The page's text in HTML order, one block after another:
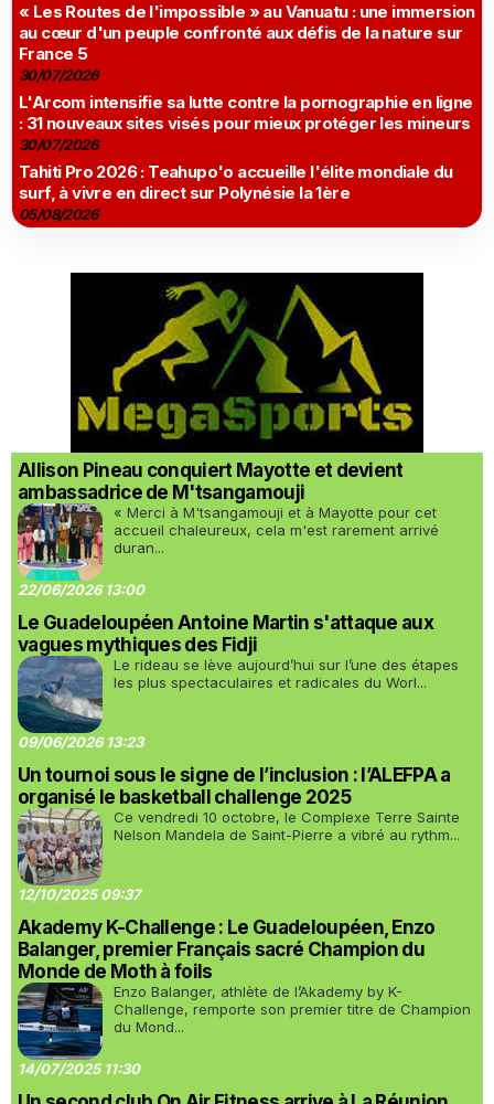
« Les Routes de l'impossible » au Vanuatu : une immersion
au cœur d'un peuple confronté aux défis de la nature sur
France 5
30/07/2026
L'Arcom intensifie sa lutte contre la pornographie en ligne
: 31 nouveaux sites visés pour mieux protéger les mineurs
30/07/2026
Tahiti Pro 2026 : Teahupo'o accueille l'élite mondiale du
surf, à vivre en direct sur Polynésie la 1ère
05/08/2026
Allison Pineau conquiert Mayotte et devient
ambassadrice de M'tsangamouji
« Merci à M'tsangamouji et à Mayotte pour cet
accueil chaleureux, cela m'est rarement arrivé
duran...
22/06/2026 13:00
Le Guadeloupéen Antoine Martin s'attaque aux
vagues mythiques des Fidji
Le rideau se lève aujourd’hui sur l’une des étapes
les plus spectaculaires et radicales du Worl...
09/06/2026 13:23
Un tournoi sous le signe de l’inclusion : l’ALEFPA a
organisé le basketball challenge 2025
Ce vendredi 10 octobre, le Complexe Terre Sainte
Nelson Mandela de Saint-Pierre a vibré au rythm...
12/10/2025 09:37
Akademy K-Challenge : Le Guadeloupéen, Enzo
Balanger, premier Français sacré Champion du
Monde de Moth à foils
Enzo Balanger, athlète de l’Akademy by K-
Challenge, remporte son premier titre de Champion
du Mond...
14/07/2025 11:30